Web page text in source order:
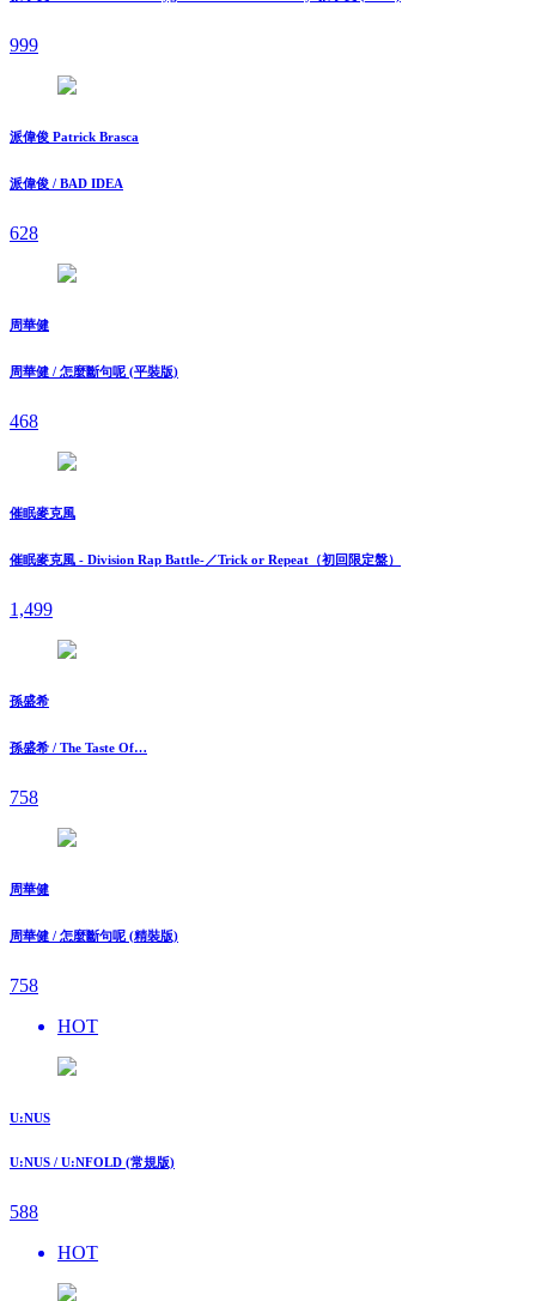
999
派偉俊 Patrick Brasca
派偉俊 / BAD IDEA
628
周華健
周華健 / 怎麼斷句呢 (平裝版)
468
催眠麥克風
催眠麥克風 - Division Rap Battle-／Trick or Repeat（初回限定盤）
1,499
孫盛希
孫盛希 / The Taste Of…
758
周華健
周華健 / 怎麼斷句呢 (精裝版)
758
HOT
U:NUS
U:NUS / U:NFOLD (常規版)
588
HOT